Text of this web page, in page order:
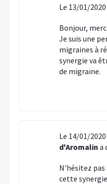
Le 13/01/2020
Bonjour,
Je suis une
migraines à
synergie va
de migraine.
Le 14/01/2020
d'Aromalin a
N'hésitez pas
cette